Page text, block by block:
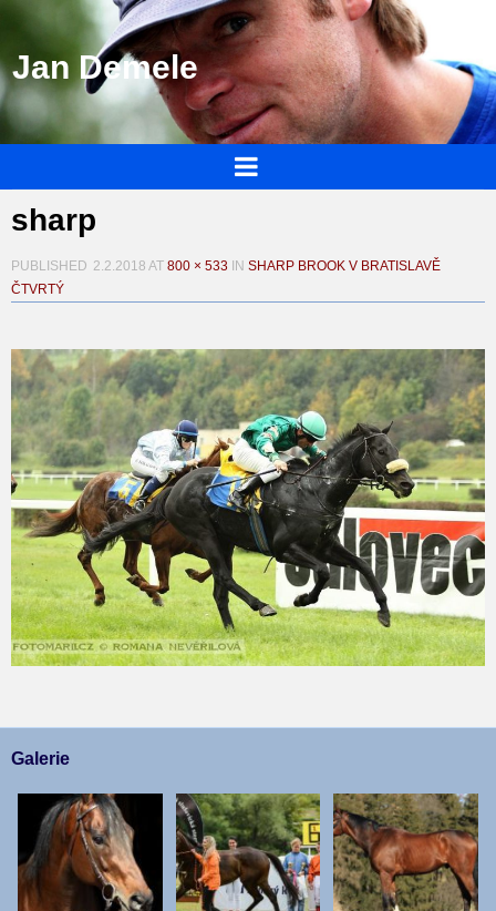
Jan Demele
sharp
PUBLISHED 2.2.2018 AT 800 × 533 IN SHARP BROOK V BRATISLAVĚ
ČTVRTÝ
Galerie